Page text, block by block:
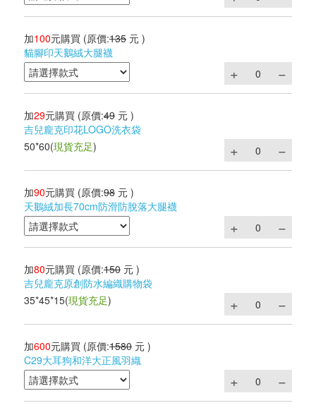
加100元購買 (原價:135 元 )
貓腳印天鵝絨大腿襪
加29元購買 (原價:49 元 )
吉兒龐克印花LOGO洗衣袋
50*60(現貨充足)
加90元購買 (原價:98 元 )
天鵝絨加長70cm防滑防脫落大腿襪
加80元購買 (原價:150 元 )
吉兒龐克原創防水編織購物袋
35*45*15(現貨充足)
加600元購買 (原價:1580 元 )
C29大耳狗和洋大正風羽織